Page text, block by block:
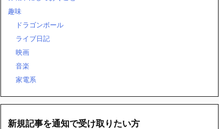
趣味
ドラゴンボール
ライブ日記
映画
音楽
家電系
新規記事を通知で受け取りたい方